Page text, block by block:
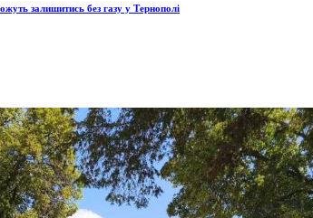
залишитись без газу у Тернополі